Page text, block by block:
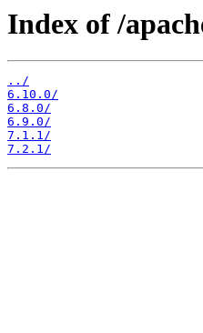
Index of /
../
6.10.0/
6.8.0/
6.9.0/
7.1.1/
7.2.1/